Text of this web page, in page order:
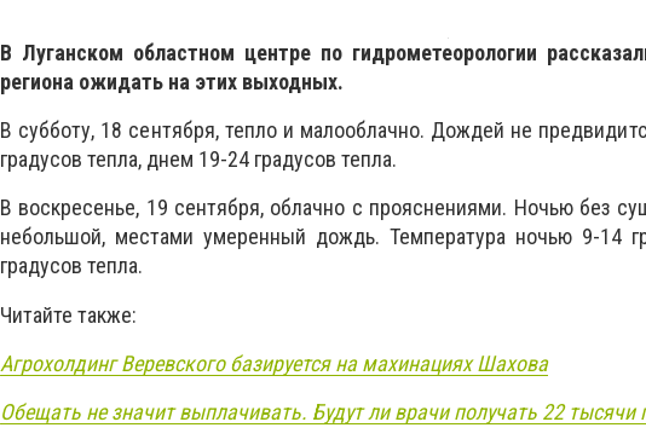
В Луганском областном центре по гидрометеорологии
региона ожидать на этих выходных.
В субботу, 18 сентября, тепло и малооблачно. Дождей не
градусов тепла, днем 19-24 градусов тепла.
В воскресенье, 19 сентября, облачно с прояснениями. Ночью без
небольшой, местами умеренный дождь. Температура ночью 9-14
градусов тепла.
Читайте также:
Агрохолдинг Веревского базируется на махинациях Шахова
Обещать не значит выплачивать. Будут ли врачи получать 22 тысячи